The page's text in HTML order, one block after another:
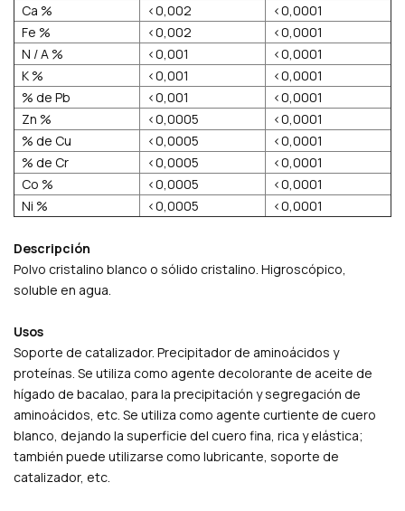
Ca %
<0,002
<0,0001
Fe %
<0,002
<0,0001
N / A %
<0,001
<0,0001
K %
<0,001
<0,0001
% de Pb
<0,001
<0,0001
Zn %
<0,0005
<0,0001
% de Cu
<0,0005
<0,0001
% de Cr
<0,0005
<0,0001
Co %
<0,0005
<0,0001
Ni %
<0,0005 <0,0001
Descripción
Polvo cristalino blanco o sólido cristalino. Higroscópico,
soluble en agua.
Usos
Soporte de catalizador. Precipitador de aminoácidos y
proteínas. Se utiliza como agente decolorante de aceite de
hígado de bacalao, para la precipitación y segregación de
aminoácidos, etc. Se utiliza como agente curtiente de cuero
blanco, dejando la superficie del cuero fina, rica y elástica;
también puede utilizarse como lubricante, soporte de
catalizador, etc.